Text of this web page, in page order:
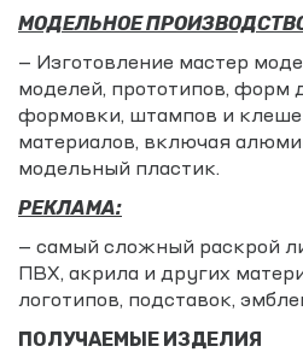
МОДЕЛЬНОЕ
— Изготовление мастер
моделей, прототипов, форм
формовки, штампов и клеше
материалов, включая
модельный пластик.
РЕКЛАМА:
— самый сложный раскрой
ПВХ, акрила и других
логотипов, подставок,
ПОЛУЧАЕМЫЕ ИЗДЕЛИЯ